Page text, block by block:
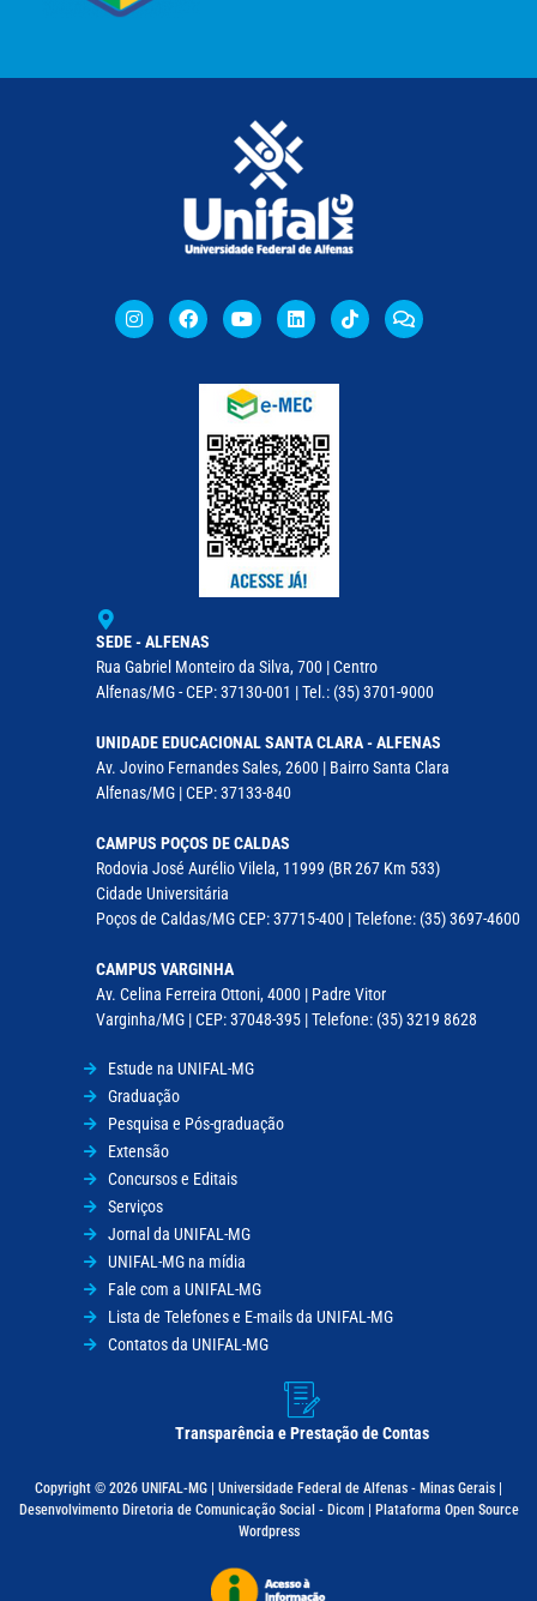
SEDE - ALFENAS
Rua Gabriel Monteiro da Silva, 700 | Centro
Alfenas/MG - CEP: 37130-001 | Tel.: (35) 3701-9000
UNIDADE EDUCACIONAL SANTA CLARA - ALFENAS
Av. Jovino Fernandes Sales, 2600 | Bairro Santa Clara
Alfenas/MG | CEP: 37133-840
CAMPUS POÇOS DE CALDAS
Rodovia José Aurélio Vilela, 11999 (BR 267 Km 533)
Cidade Universitária
Poços de Caldas/MG CEP: 37715-400 | Telefone: (35) 3697-4600
CAMPUS VARGINHA
Av. Celina Ferreira Ottoni, 4000 | Padre Vitor
Varginha/MG | CEP: 37048-395 | Telefone: (35) 3219 8628
Estude na UNIFAL-MG
Graduação
Pesquisa e Pós-graduação
Extensão
Concursos e Editais
Serviços
Jornal da UNIFAL-MG
UNIFAL-MG na mídia
Fale com a UNIFAL-MG
Lista de Telefones e E-mails da UNIFAL-MG
Contatos da UNIFAL-MG
Transparência e Prestação de Contas
Copyright © 2026 UNIFAL-MG | Universidade Federal de Alfenas - Minas Gerais |
Desenvolvimento Diretoria de Comunicação Social - Dicom | Plataforma Open Source
Wordpress